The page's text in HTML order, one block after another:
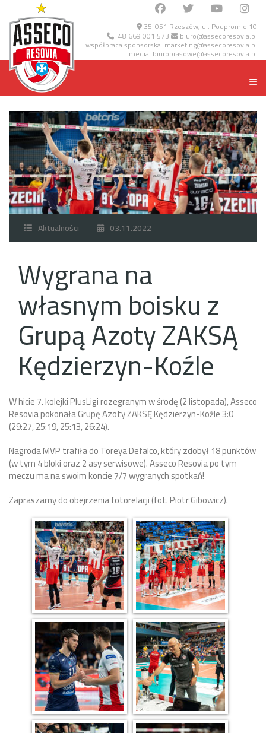
35-051 Rzeszów, ul. Podpromie 10
+48 669 001 573 biuro@assecoresovia.pl
współpraca sponsorska: marketing@assecoresovia.pl
media: biuroprasowe@assecoresovia.pl
Aktualności 03.11.2022
Wygrana na
własnym boisku z
Grupą Azoty ZAKSĄ
Kędzierzyn-Koźle
W hicie 7. kolejki PlusLigi rozegranym w środę (2 listopada), Asseco
Resovia pokonała Grupę Azoty ZAKSĘ Kędzierzyn-Koźle 3:0
(29:27,25:19,25:13,26:24).
Nagroda MVP trafiła do Toreya Defalco, który zdobył 18 punktów
(w tym 4 bloki oraz 2 asy serwisowe). Asseco Resovia po tym
meczu ma na swoim koncie 7/7 wygranych spotkań!
Zapraszamy do obejrzenia fotorelacji (fot. Piotr Gibowicz).